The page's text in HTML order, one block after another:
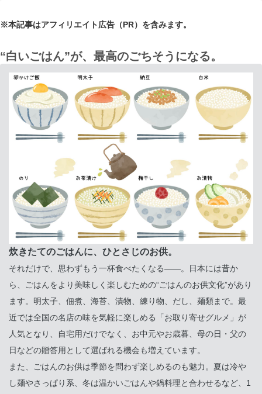
※本記事はアフィリエイト広告（PR）を含みます。
“白いごはん”が、最高のごちそうになる。
炊きたてのごはんに、ひとさじのお供。
それだけで、思わずもう一杯食べたくなる――。日本には昔か
ら、ごはんをより美味しく楽しむための“ごはんのお供文化”があり
ます。 明太子、佃煮、海苔、漬物、練り物、だし、麺類まで。最
近では全国の名店の味を気軽に楽しめる「お取り寄せグルメ」が
人気となり、自宅用だけでなく、お中元やお歳暮、母の日・父の
日などの贈答用として選ばれる機会も増えています。
また、ごはんのお供は季節を問わず楽しめるのも魅力。夏は冷や
し麺やさっぱり系、冬は温かいごはんや鍋料理と合わせるなど、1